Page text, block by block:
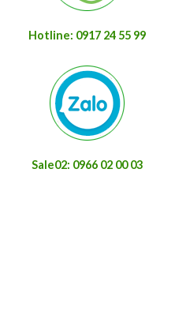
Hotline: 0917 24 55 99
Sale02: 0966 02 00 03